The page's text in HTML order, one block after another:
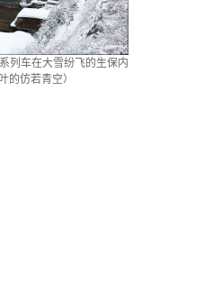
列车在大雪纷飞的生保内
的仿若青空）